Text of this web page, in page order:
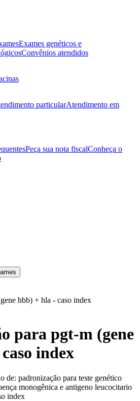
Exames genéticos e
Convênios atendidos
particularAtendimento em
Peça sua nota fiscalConheça o
hbb) + hla - caso index
para pgt-m (gene
index
de: padronização para teste genético
monogênica e antigeno leucocitario
index